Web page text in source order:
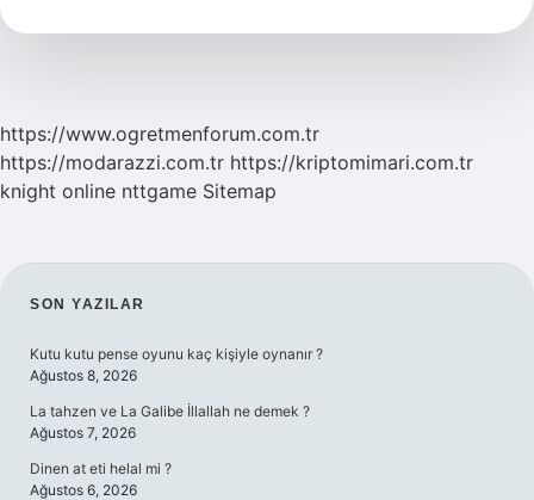
2024
https://www.ogretmenforum.com.tr
https://modarazzi.com.tr https://kriptomimari.com.tr
knight online nttgame Sitemap
SIDEBAR
SON YAZILAR
Kutu kutu pense oyunu kaç kişiyle oynanır ?
Ağustos 8, 2026
La tahzen ve La Galibe İllallah ne demek ?
Ağustos 7, 2026
Dinen at eti helal mi ?
Ağustos 6, 2026